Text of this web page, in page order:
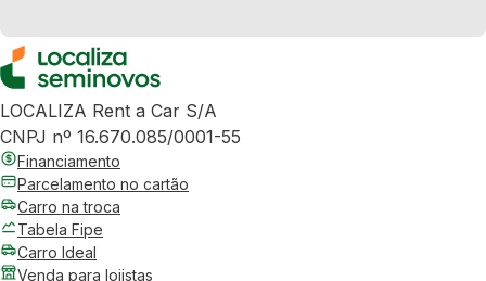
LOCALIZA Rent a Car S/A
CNPJ nº 16.670.085/0001-55
Financiamento
Parcelamento no cartão
Carro na troca
Tabela Fipe
Carro Ideal
Venda para lojistas